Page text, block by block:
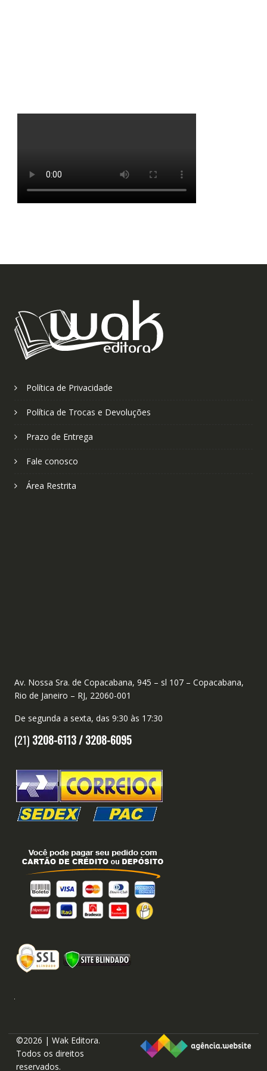
Política de Privacidade
Política de Trocas e Devoluções
Prazo de Entrega
Fale conosco
Área Restrita
Av. Nossa Sra. de Copacabana, 945 – sl 107 – Copacabana,
Rio de Janeiro – RJ, 22060-001
De segunda a sexta, das 9:30 às 17:30
(21) 3208-6113 /3208-6095
©2026 | Wak Editora.
Todos os direitos
reservados.